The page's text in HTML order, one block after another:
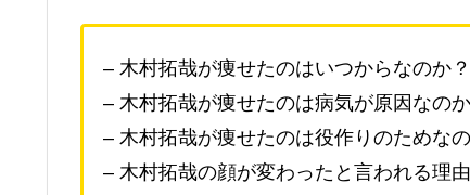
– 木村拓哉が痩せたのはいつからなのか
– 木村拓哉が痩せたのは病気が原因なの
– 木村拓哉が痩せたのは役作りのためな
– 木村拓哉の顔が変わったと言われる理